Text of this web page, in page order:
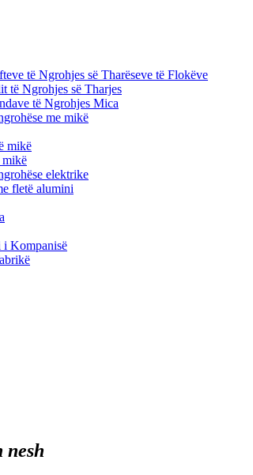
të Ngrohjes së Tharëseve të Flokëve
të Ngrohjes së Tharjes
të Ngrohjes Mica
me mikë
mikë
mikë
elektrike
fletë alumini
i Kompanisë
nesh